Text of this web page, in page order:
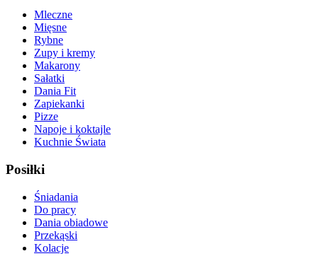
Mleczne
Mięsne
Rybne
Zupy i kremy
Makarony
Sałatki
Dania Fit
Zapiekanki
Pizze
Napoje i koktajle
Kuchnie Świata
Posiłki
Śniadania
Do pracy
Dania obiadowe
Przekąski
Kolacje